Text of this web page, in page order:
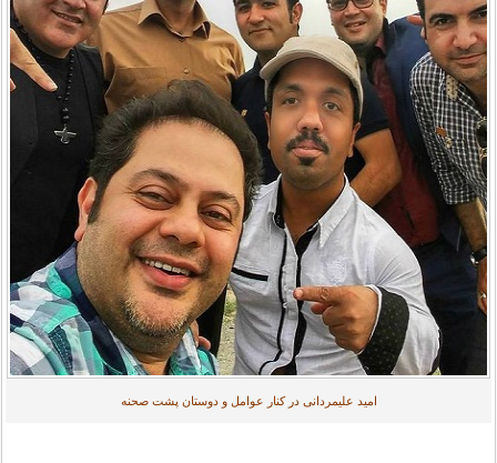
امید علیمردانی در کنار عوامل و دوستان پشت صحنه